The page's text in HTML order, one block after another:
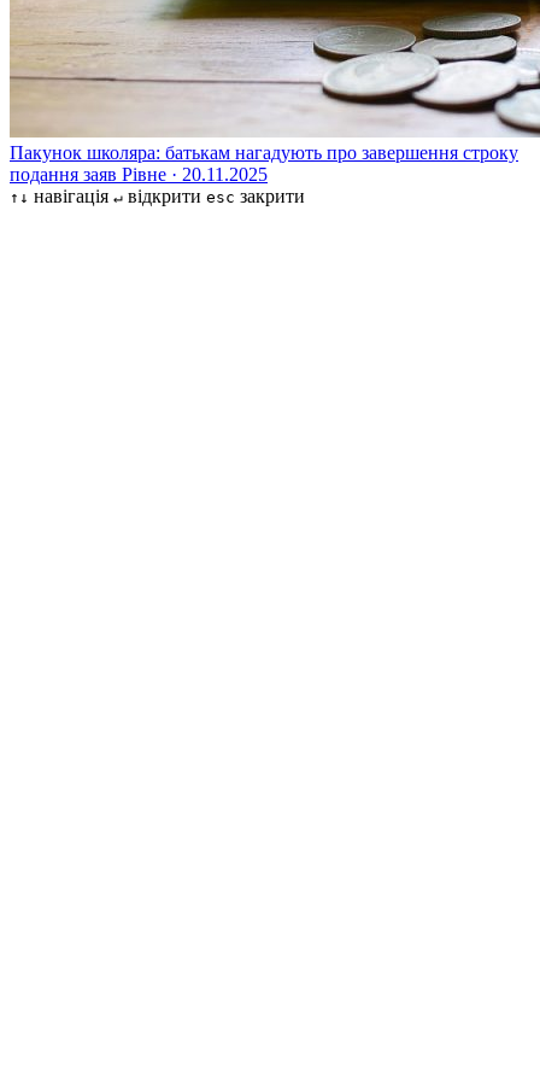
Пакунок школяра: батькам нагадують про завершення строку
подання заяв Рівне · 20.11.2025
↑↓ навігація ↵ відкрити esc закрити